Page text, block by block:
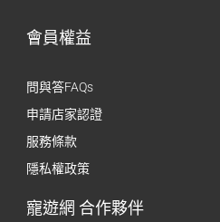
會員權益
問與答FAQs
申請店家認證
服務條款
隱私權政策
寵遊網 合作夥伴